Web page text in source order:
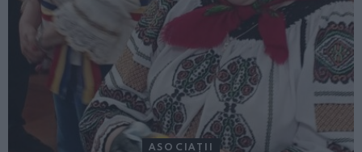
ASOCIAŢII